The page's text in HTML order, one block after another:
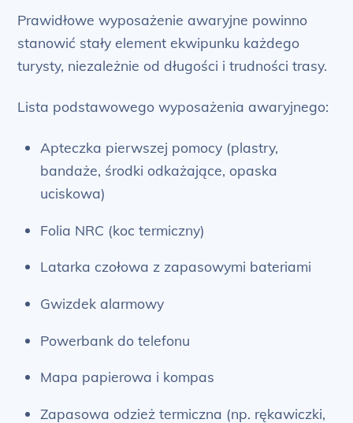
Prawidłowe wyposażenie awaryjne powinno
stanowić stały element ekwipunku każdego
turysty, niezależnie od długości i trudności trasy.
Lista podstawowego wyposażenia awaryjnego:
Apteczka pierwszej pomocy (plastry,
bandaże, środki odkażające, opaska
uciskowa)
Folia NRC (koc termiczny)
Latarka czołowa z zapasowymi bateriami
Gwizdek alarmowy
Powerbank do telefonu
Mapa papierowa i kompas
Zapasowa odzież termiczna (np. rękawiczki,